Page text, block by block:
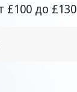
£100 до £130